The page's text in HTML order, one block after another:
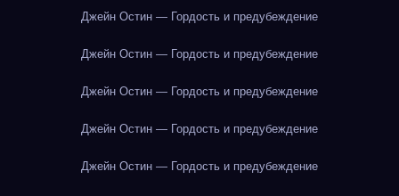
Джейн Остин — Гордость и предубеждение
Джейн Остин — Гордость и предубеждение
Джейн Остин — Гордость и предубеждение
Джейн Остин — Гордость и предубеждение
Джейн Остин — Гордость и предубеждение